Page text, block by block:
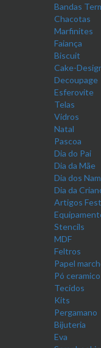
Bandas
Chacotas
Marfinites
Faiança
Biscuit
Cake-
Decoupage
Esferovite
Telas
Vidros
Natal
Pascoa
Dia do Pai
Dia da Mãe
Dia dos
Dia da
Artigos
Stencils
MDF
Feltros
Papel
Pó
Tecidos
Kits
Pergamano
Bijuteria
Eva